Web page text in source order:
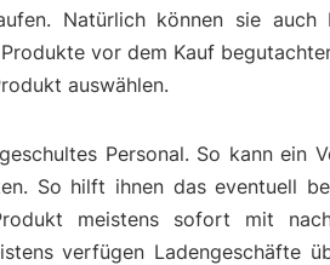
Natürlich können sie auch
vor dem Kauf
auswählen.
Personal. So kann ein
So hilft ihnen das eventuell
meistens sofort mit
verfügen Ladengeschäfte